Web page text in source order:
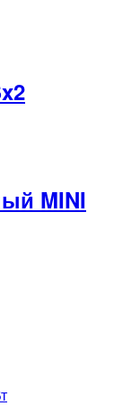
MINI